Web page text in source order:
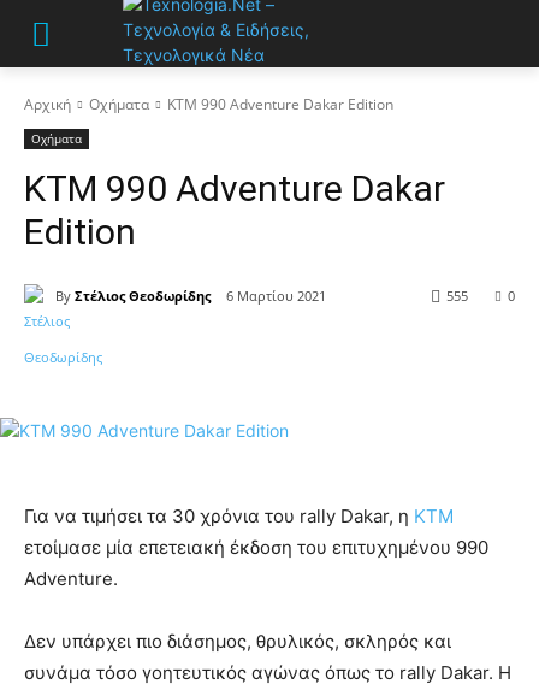
Αρχική Οχήματα KTM 990 Adventure Dakar Edition
Οχήματα
KTM 990 Adventure Dakar
Edition
By Στέλιος Θεοδωρίδης 6 Μαρτίου 2021 0
555
Για να τιμήσει τα 30 χρόνια του rally Dakar, η KTM
ετοίμασε μία επετειακή έκδοση του επιτυχημένου 990
Adventure.
Δεν υπάρχει πιο διάσημος, θρυλικός, σκληρός και
συνάμα τόσο γοητευτικός αγώνας όπως το rally Dakar. Η